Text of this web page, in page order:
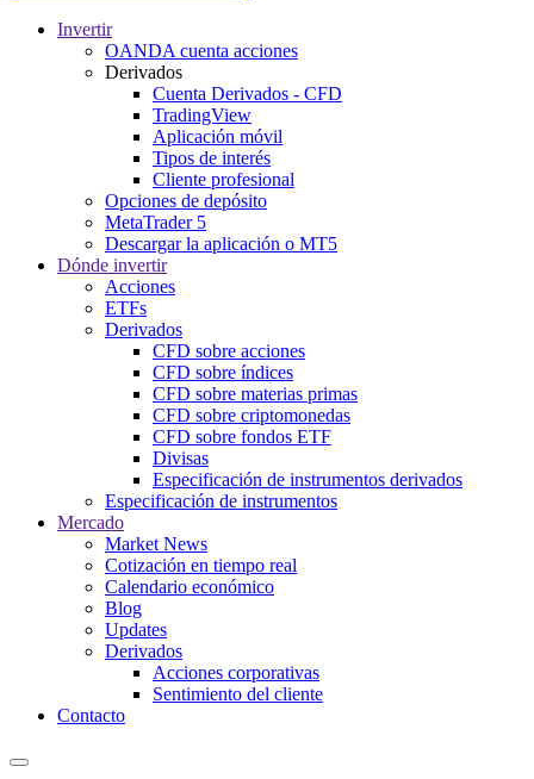
Invertir
OANDA cuenta acciones
Derivados
Cuenta Derivados - CFD
TradingView
Aplicación móvil
Tipos de interés
Cliente profesional
Opciones de depósito
MetaTrader 5
Descargar la aplicación o MT5
Dónde invertir
Acciones
ETFs
Derivados
CFD sobre acciones
CFD sobre índices
CFD sobre materias primas
CFD sobre criptomonedas
CFD sobre fondos ETF
Divisas
Especificación de instrumentos derivados
Especificación de instrumentos
Mercado
Market News
Cotización en tiempo real
Calendario económico
Blog
Updates
Derivados
Acciones corporativas
Sentimiento del cliente
Contacto